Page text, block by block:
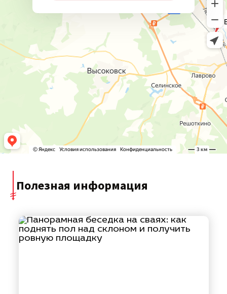
Полезная информация